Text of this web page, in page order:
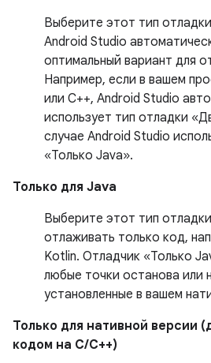
Выберите этот тип
Android Studio
оптимальный вариант для
Например, если в вашем
или C++, Android Studio
использует тип отладки
случае Android Studio
«Только Java».
Только для Java
Выберите этот тип
отлаживать только код,
Kotlin. Отладчик «Только
любые точки останова или
установленные в вашем
Только для нативной версии
кодом на C/C++)